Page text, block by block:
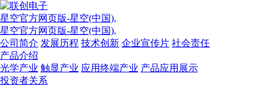
星空官方网页版-星空(中国),
星空官方网页版-星空(中国),
公司简介 发展历程 技术创新 企业宣传片 社会责任
产品介绍
光学产业 触显产业 应用终端产业 产品应用展示
投资者关系